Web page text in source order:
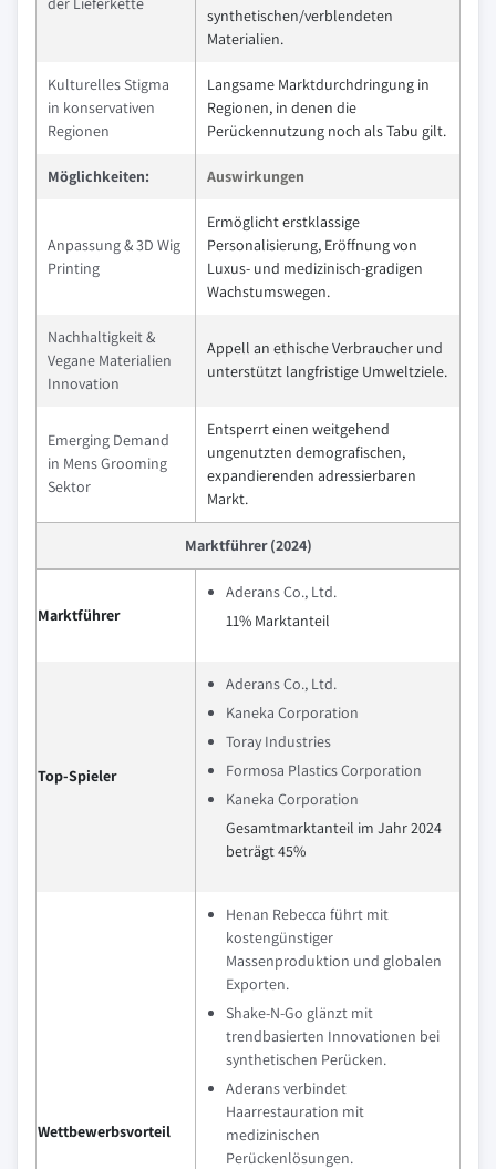
synthetischen/verblendeten
Materialien.
Kulturelles Stigma
in konservativen
Regionen
Langsame Marktdurchdringung in
Regionen, in denen die
Perückennutzung noch als Tabu gilt.
Möglichkeiten: Auswirkungen
Anpassung & 3D Wig
Printing
Ermöglicht erstklassige
Personalisierung, Eröffnung von
Luxus- und medizinisch-gradigen
Wachstumswegen.
Nachhaltigkeit &
Vegane Materialien
Innovation
Appell an ethische Verbraucher und
unterstützt langfristige Umweltziele.
Emerging Demand
in Mens Grooming
Sektor
Entsperrt einen weitgehend
ungenutzten demografischen,
expandierenden adressierbaren
Markt.
Marktführer (2024)
Marktführer
Aderans Co., Ltd.
11% Marktanteil
Top-Spieler
Aderans Co., Ltd.
Kaneka Corporation
Toray Industries
Formosa Plastics Corporation
Kaneka Corporation
Gesamtmarktanteil im Jahr 2024
beträgt 45%
Wettbewerbsvorteil
Henan Rebecca führt mit
kostengünstiger
Massenproduktion und globalen
Exporten.
Shake-N-Go glänzt mit
trendbasierten Innovationen bei
synthetischen Perücken.
Aderans verbindet
Haarrestauration mit
medizinischen
Perückenlösungen.